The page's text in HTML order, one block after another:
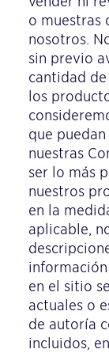
o muestras
nosotros.
sin previo
cantidad
los
que
nuestras
ser lo más
nuestros
en la
aplicable,
en el sitio
actuales o
de autoría
incluidos,